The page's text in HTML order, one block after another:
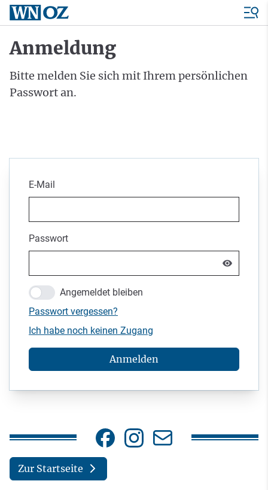
Anmeldung
Bitte melden Sie sich mit Ihrem persönlichen
Passwort an.
E-Mail
Passwort
Angemeldet bleiben
Passwort vergessen?
Ich habe noch keinen Zugang
Anmelden
Zur Startseite